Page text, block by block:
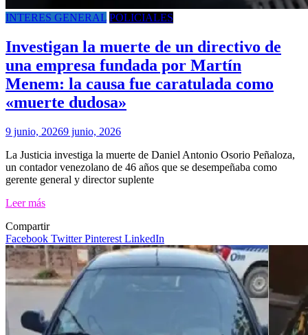
INTERES GENERAL POLICIALES
Investigan la muerte de un directivo de
una empresa fundada por Martín
Menem: la causa fue caratulada como
«muerte dudosa»
9 junio, 20269 junio, 2026
La Justicia investiga la muerte de Daniel Antonio Osorio Peñaloza,
un contador venezolano de 46 años que se desempeñaba como
gerente general y director suplente
Leer más
Compartir
Facebook TwitterPinterest LinkedIn